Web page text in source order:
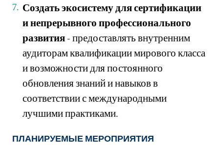
Создать экосистему для сертификации
и непрерывного профессионального
развития- предоставлять внутренним
аудиторам квалификации мирового класса
и возможности для постоянного
обновления знаний и навыков в
соответствии с международными
лучшими практиками.
ПЛАНИРУЕМЫЕ МЕРОПРИЯТИЯ